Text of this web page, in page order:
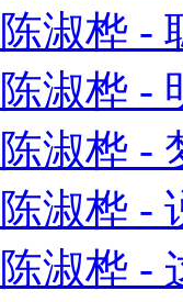
陈淑桦 -
陈淑桦 -
陈淑桦 -
陈淑桦 -
陈淑桦 -